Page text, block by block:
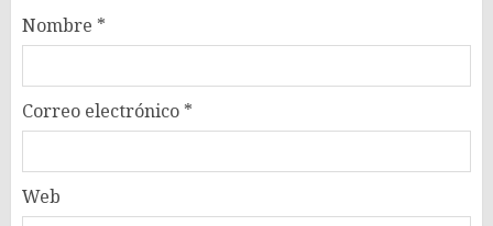
Nombre *
Correo electrónico *
Web